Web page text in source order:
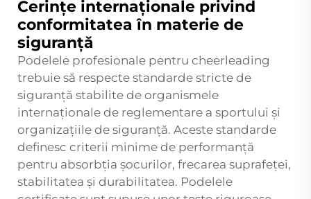
Cerințe internaționale privind
conformitatea în materie de
siguranță
Podelele profesionale pentru cheerleading
trebuie să respecte standarde stricte de
siguranță stabilite de organismele
internaționale de reglementare a sportului și
organizațiile de siguranță. Aceste standarde
definesc criterii minime de performanță
pentru absorbția șocurilor, frecarea suprafeței,
stabilitatea și durabilitatea. Podelele